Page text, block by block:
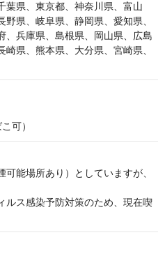
葉県、東京都、神奈川県、富山
県、岐阜県、静岡県、愛知県、
、兵庫県、島根県、岡山県、広島
県、熊本県、大分県、宮崎県、
可）
能場所あり）としていますが、
ルス感染予防対策のため、現在喫